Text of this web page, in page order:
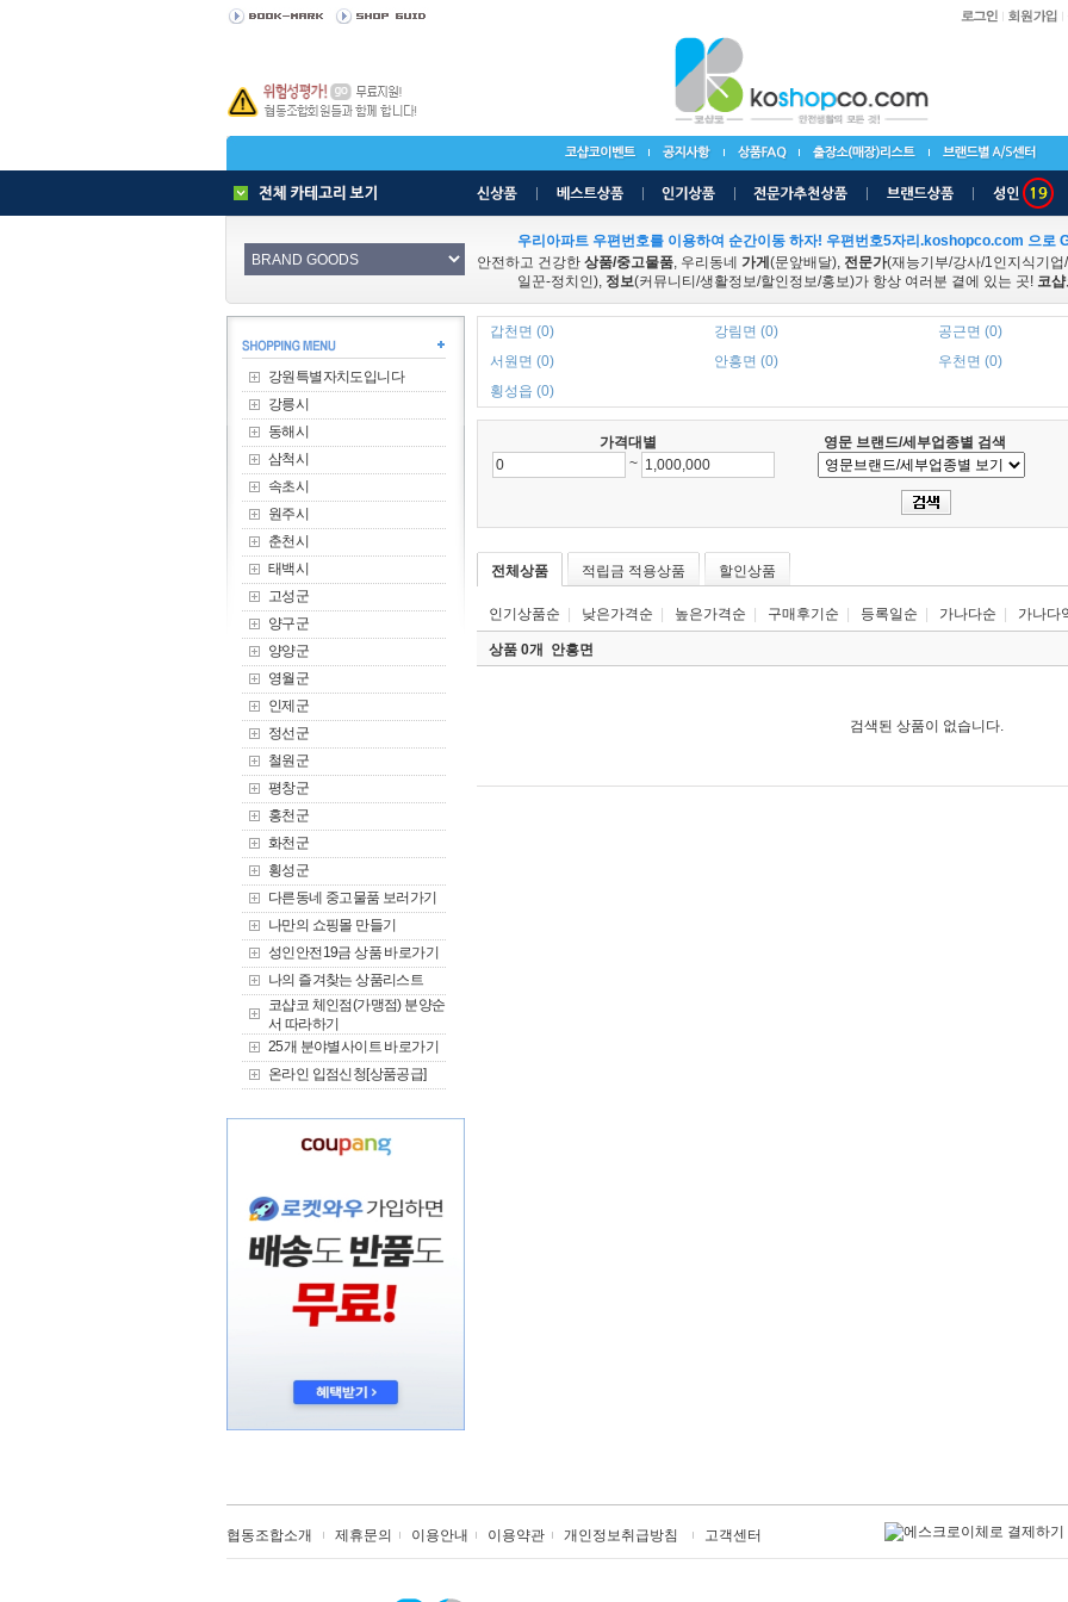
우리아파트 우편번호를 이용하여 순간이동 하자! 우편번호5자리.koshopco.com 으로
안전하고 건강한 상품/중고물품, 우리동네 가게 (문앞배달), 전문가(재능기부/강사/1인지식기업
일꾼-정치인), 정보(커뮤니티/생활정보/할인정보/홍보)가 항상 여러분 곁에 있는 곳! 코
강원특별자치도입니다
강릉시
동해시
삼척시
속초시
원주시
춘천시
태백시
고성군
양구군
양양군
영월군
인제군
정선군
철원군
평창군
홍천군
화천군
횡성군
다른동네 중고물품 보러가기
나만의 쇼핑몰 만들기
성인안전19금 상품 바로가기
나의 즐겨찾는 상품리스트
코샵코 체인점(가맹점) 분양순
서 따라하기
25개 분야별사이트 바로가기
온라인 입점신청[상품공급]
갑천면 (0) 강림면 (0)
공근면 (0)
서원면 (0)
안흥면 (0)
우천면 (0)
횡성읍 (0)
가격대별
영문 브랜드/세부업종별 검색
~
전체상품 적립금 적용상품 할인상품
인기상품순 낮은가격순 높은가격순 구매후기순 등록일순 가나다순 가나다
상품 0개 안흥면
검색된 상품이 없습니다.
협동조합소개 제휴문의 이용안내 이용약관 개인정보취급방침 고객센터